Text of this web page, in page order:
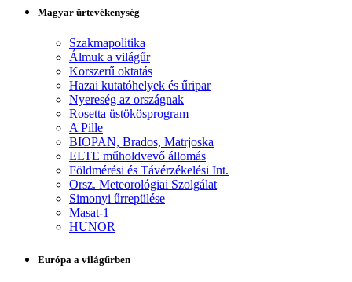
Magyar űrtevékenység
Szakmapolitika
Álmuk a világűr
Korszerű oktatás
Hazai kutatóhelyek és űripar
Nyereség az országnak
Rosetta üstökösprogram
A Pille
BIOPAN, Brados, Matrjoska
ELTE műholdvevő állomás
Földmérési és Távérzékelési Int.
Orsz. Meteorológiai Szolgálat
Simonyi űrrepülése
Masat-1
HUNOR
Európa a világűrben